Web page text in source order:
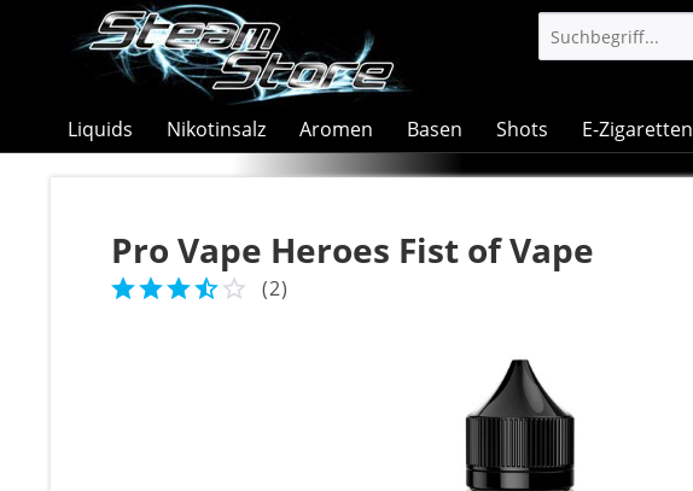
Liquids Nikotinsalz Aromen Basen Shots E-Zigaretten
Pro Vape Heroes Fist of Vape
(2)